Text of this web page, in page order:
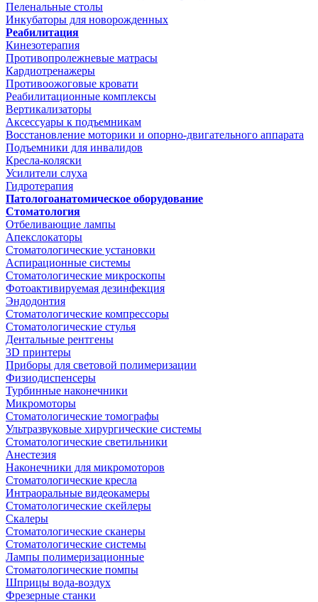
Пеленальные столы
Инкубаторы для новорожденных
Реабилитация
Кинезотерапия
Противопролежневые матрасы
Кардиотренажеры
Противоожоговые кровати
Реабилитационные комплексы
Вертикализаторы
Аксессуары к подъемникам
Восстановление моторики и опорно-двигательного аппарата
Подъемники для инвалидов
Кресла-коляски
Усилители слуха
Гидротерапия
Патологоанатомическое оборудование
Стоматология
Отбеливающие лампы
Апекслокаторы
Стоматологические установки
Аспирационные системы
Стоматологические микроскопы
Фотоактивируемая дезинфекция
Эндодонтия
Стоматологические компрессоры
Стоматологические стулья
Дентальные рентгены
3D принтеры
Приборы для световой полимеризации
Физиодиспенсеры
Турбинные наконечники
Микромоторы
Стоматологические томографы
Ультразвуковые хирургические системы
Стоматологические светильники
Анестезия
Наконечники для микромоторов
Стоматологические кресла
Интраоральные видеокамеры
Стоматологические скейлеры
Скалеры
Стоматологические сканеры
Стоматологические системы
Лампы полимеризационные
Стоматологические помпы
Шприцы вода-воздух
Фрезерные станки